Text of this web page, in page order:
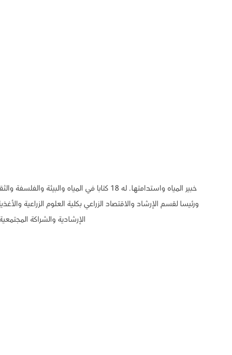
خبير المياه واستدامتها. له 18 كتابا في
ورئيسا لقسم الإرشاد والاقتصاد الزراعي بكلية العلوم الزراعية
الإرشادية والشراكة